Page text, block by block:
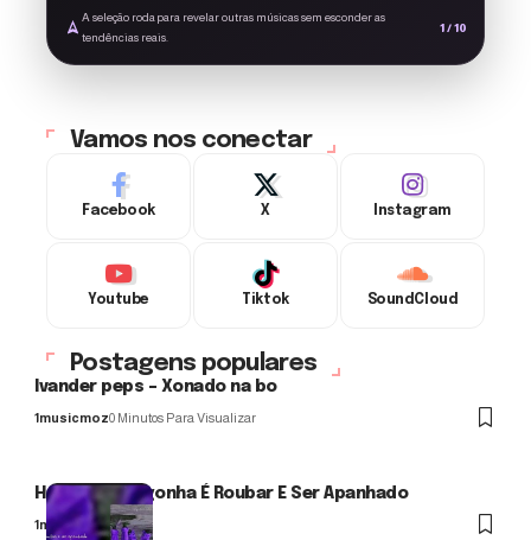
middle; width:
alt='Novo'>
A seleção roda para revelar outras músicas sem esconder as
tendências reais.
1 / 10
Vamos nos conectar
Facebook X Instagram
Youtube Tiktok SoundCloud
Postagens populares
Ivander peps – Xonado na bo
1musicmoz0 Minutos Para Visualizar
Hernâni – Vergonha É Roubar E Ser Apanhado
1musicmoz